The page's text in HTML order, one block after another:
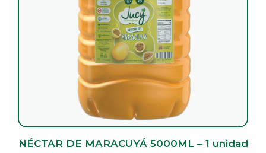
NÉCTAR DE MARACUYÁ 5000ML – 1 unidad